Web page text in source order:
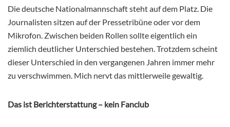
Die deutsche Nationalmannschaft steht auf dem Platz. Die
Journalisten sitzen auf der Pressetribüne oder vor dem
Mikrofon. Zwischen beiden Rollen sollte eigentlich ein
ziemlich deutlicher Unterschied bestehen. Trotzdem scheint
dieser Unterschied in den vergangenen Jahren immer mehr
zu verschwimmen. Mich nervt das mittlerweile gewaltig.
Das ist Berichterstattung – kein Fanclub